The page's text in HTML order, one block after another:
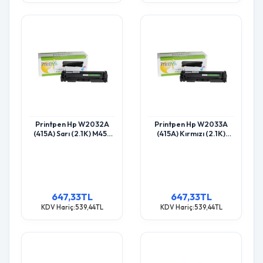
Printpen Hp W2032A
(415A) Sarı (2.1K) M455
647,33TL
KDV Hariç:539,44TL
Printpen Hp W2033A
(415A) Kırmızı (2.1K)
647,33TL
KDV Hariç:539,44TL